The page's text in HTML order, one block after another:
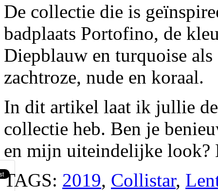
De collectie die is
badplaats Portofino, de
Diepblauw en turquoise als
zachtroze, nude en koraal.
In dit artikel laat ik jullie
collectie heb. Ben je
en mijn uiteindelijke
TAGS: 2019, Collistar,